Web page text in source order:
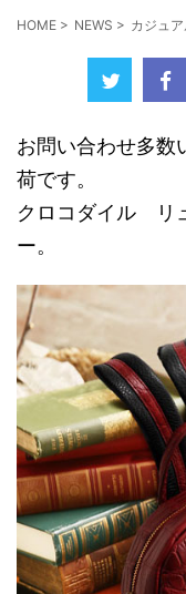
HOME > NEWS > カジュ
お問い合わせ多数
荷です。
クロコダイル リ
ー。